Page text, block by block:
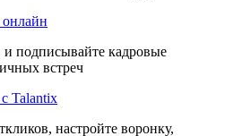
и подписывайте кадровые
встреч
Talantix
настройте воронку,